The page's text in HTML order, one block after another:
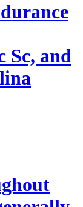
Sc, and